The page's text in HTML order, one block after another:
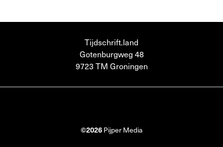
Tijdschrift.land
Gotenburgweg 48
9723 TM Groningen
©2026 Pijper Media